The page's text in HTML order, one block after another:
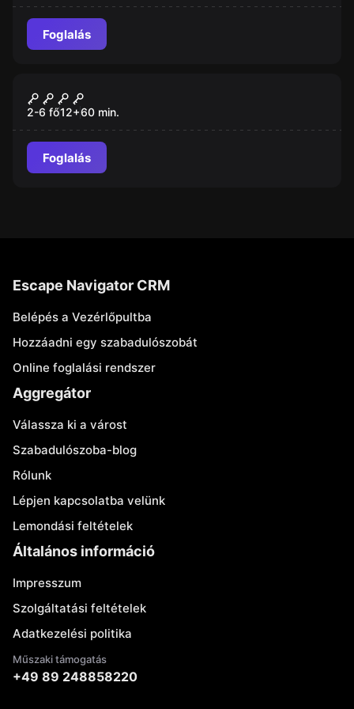
Foglalás
Új
A Nagy Rablás
2-6 fő12+60 min.
Foglalás
Escape Navigator CRM
Belépés a Vezérlőpultba
Hozzáadni egy szabadulószobát
Online foglalási rendszer
Aggregátor
Válassza ki a várost
Szabadulószoba-blog
Rólunk
Lépjen kapcsolatba velünk
Lemondási feltételek
Általános információ
Impresszum
Szolgáltatási feltételek
Adatkezelési politika
Műszaki támogatás
+49 89 248858220